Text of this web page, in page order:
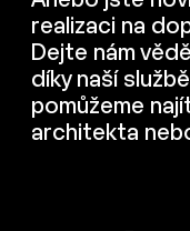
realizaci na
Dejte nám
díky naší
pomůžeme
architekta